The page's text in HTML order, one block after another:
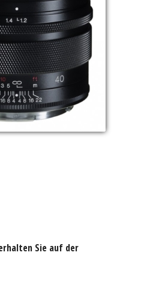
Sie auf der